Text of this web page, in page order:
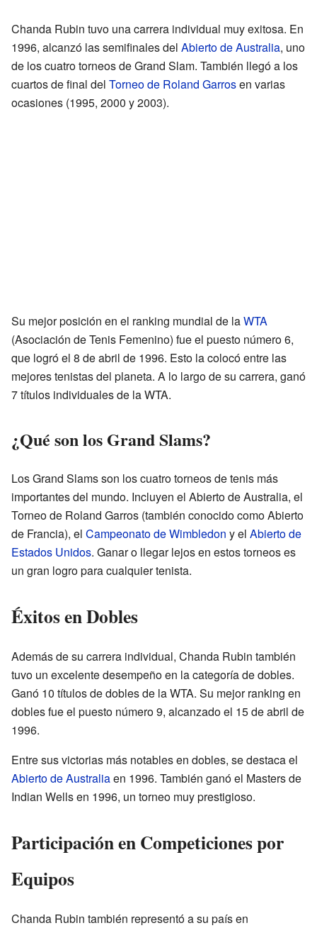
Chanda Rubin tuvo una carrera individual muy exitosa. En
1996, alcanzó las semifinales del Abierto de Australia, uno
de los cuatro torneos de Grand Slam. También llegó a los
cuartos de final del Torneo de Roland Garrosen varias
ocasiones (1995, 2000 y 2003).
Su mejor posición en el ranking mundial de laWTA
(Asociación de Tenis Femenino) fue el puesto número 6,
que logró el 8 de abril de 1996. Esto la colocó entre las
mejores tenistas del planeta. A lo largo de su carrera, ganó
7 títulos individuales de la WTA.
¿Qué son los Grand Slams?
Los Grand Slams son los cuatro torneos de tenis más
importantes del mundo. Incluyen el Abierto de Australia, el
Torneo de Roland Garros (también conocido como Abierto
de Francia), el Campeonato de Wimbledon y el Abierto de
Estados Unidos. Ganar o llegar lejos en estos torneos es
un gran logro para cualquier tenista.
Éxitos en Dobles
Además de su carrera individual, Chanda Rubin también
tuvo un excelente desempeño en la categoría de dobles.
Ganó 10 títulos de dobles de la WTA. Su mejor ranking en
dobles fue el puesto número 9, alcanzado el 15 de abril de
1996.
Entre sus victorias más notables en dobles, se destaca el
Abierto de Australiaen 1996. También ganó el Masters de
Indian Wells en 1996, un torneo muy prestigioso.
Participación en Competiciones por
Equipos
Chanda Rubin también representó a su país en